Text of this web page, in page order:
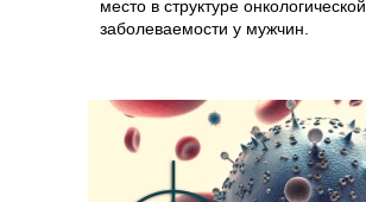
место в структуре онкологической
заболеваемости у мужчин.